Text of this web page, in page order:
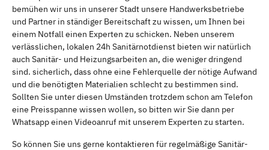
bemühen wir uns in unserer Stadt unsere Handwerksbetriebe
und Partner in ständiger Bereitschaft zu wissen, um Ihnen bei
einem Notfall einen Experten zu schicken. Neben unserem
verlässlichen, lokalen 24h Sanitärnotdienst bieten wir natürlich
auch Sanitär- und Heizungsarbeiten an, die weniger dringend
sind. sicherlich, dass ohne eine Fehlerquelle der nötige Aufwand
und die benötigten Materialien schlecht zu bestimmen sind.
Sollten Sie unter diesen Umständen trotzdem schon am Telefon
eine Preisspanne wissen wollen, so bitten wir Sie dann per
Whatsapp einen Videoanruf mit unserem Experten zu starten.
So können Sie uns gerne kontaktieren für regelmäßige Sanitär-